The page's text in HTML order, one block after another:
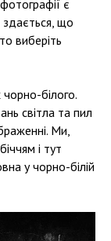
є
що
виберіть
білого.
світла та пил
Ми,
і тут
у чорно-білій